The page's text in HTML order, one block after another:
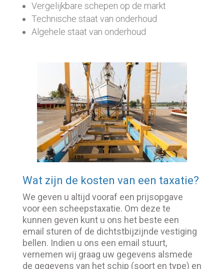
Vergelijkbare schepen op de markt
Technische staat van onderhoud
Algehele staat van onderhoud
Wat zijn de kosten van een taxatie?
We geven u altijd vooraf een prijsopgave
voor een scheepstaxatie. Om deze te
kunnen geven kunt u ons het beste een
email sturen of de dichtstbijzijnde vestiging
bellen. Indien u ons een email stuurt,
vernemen wij graag uw gegevens alsmede
de gegevens van het schip (soort en type) en